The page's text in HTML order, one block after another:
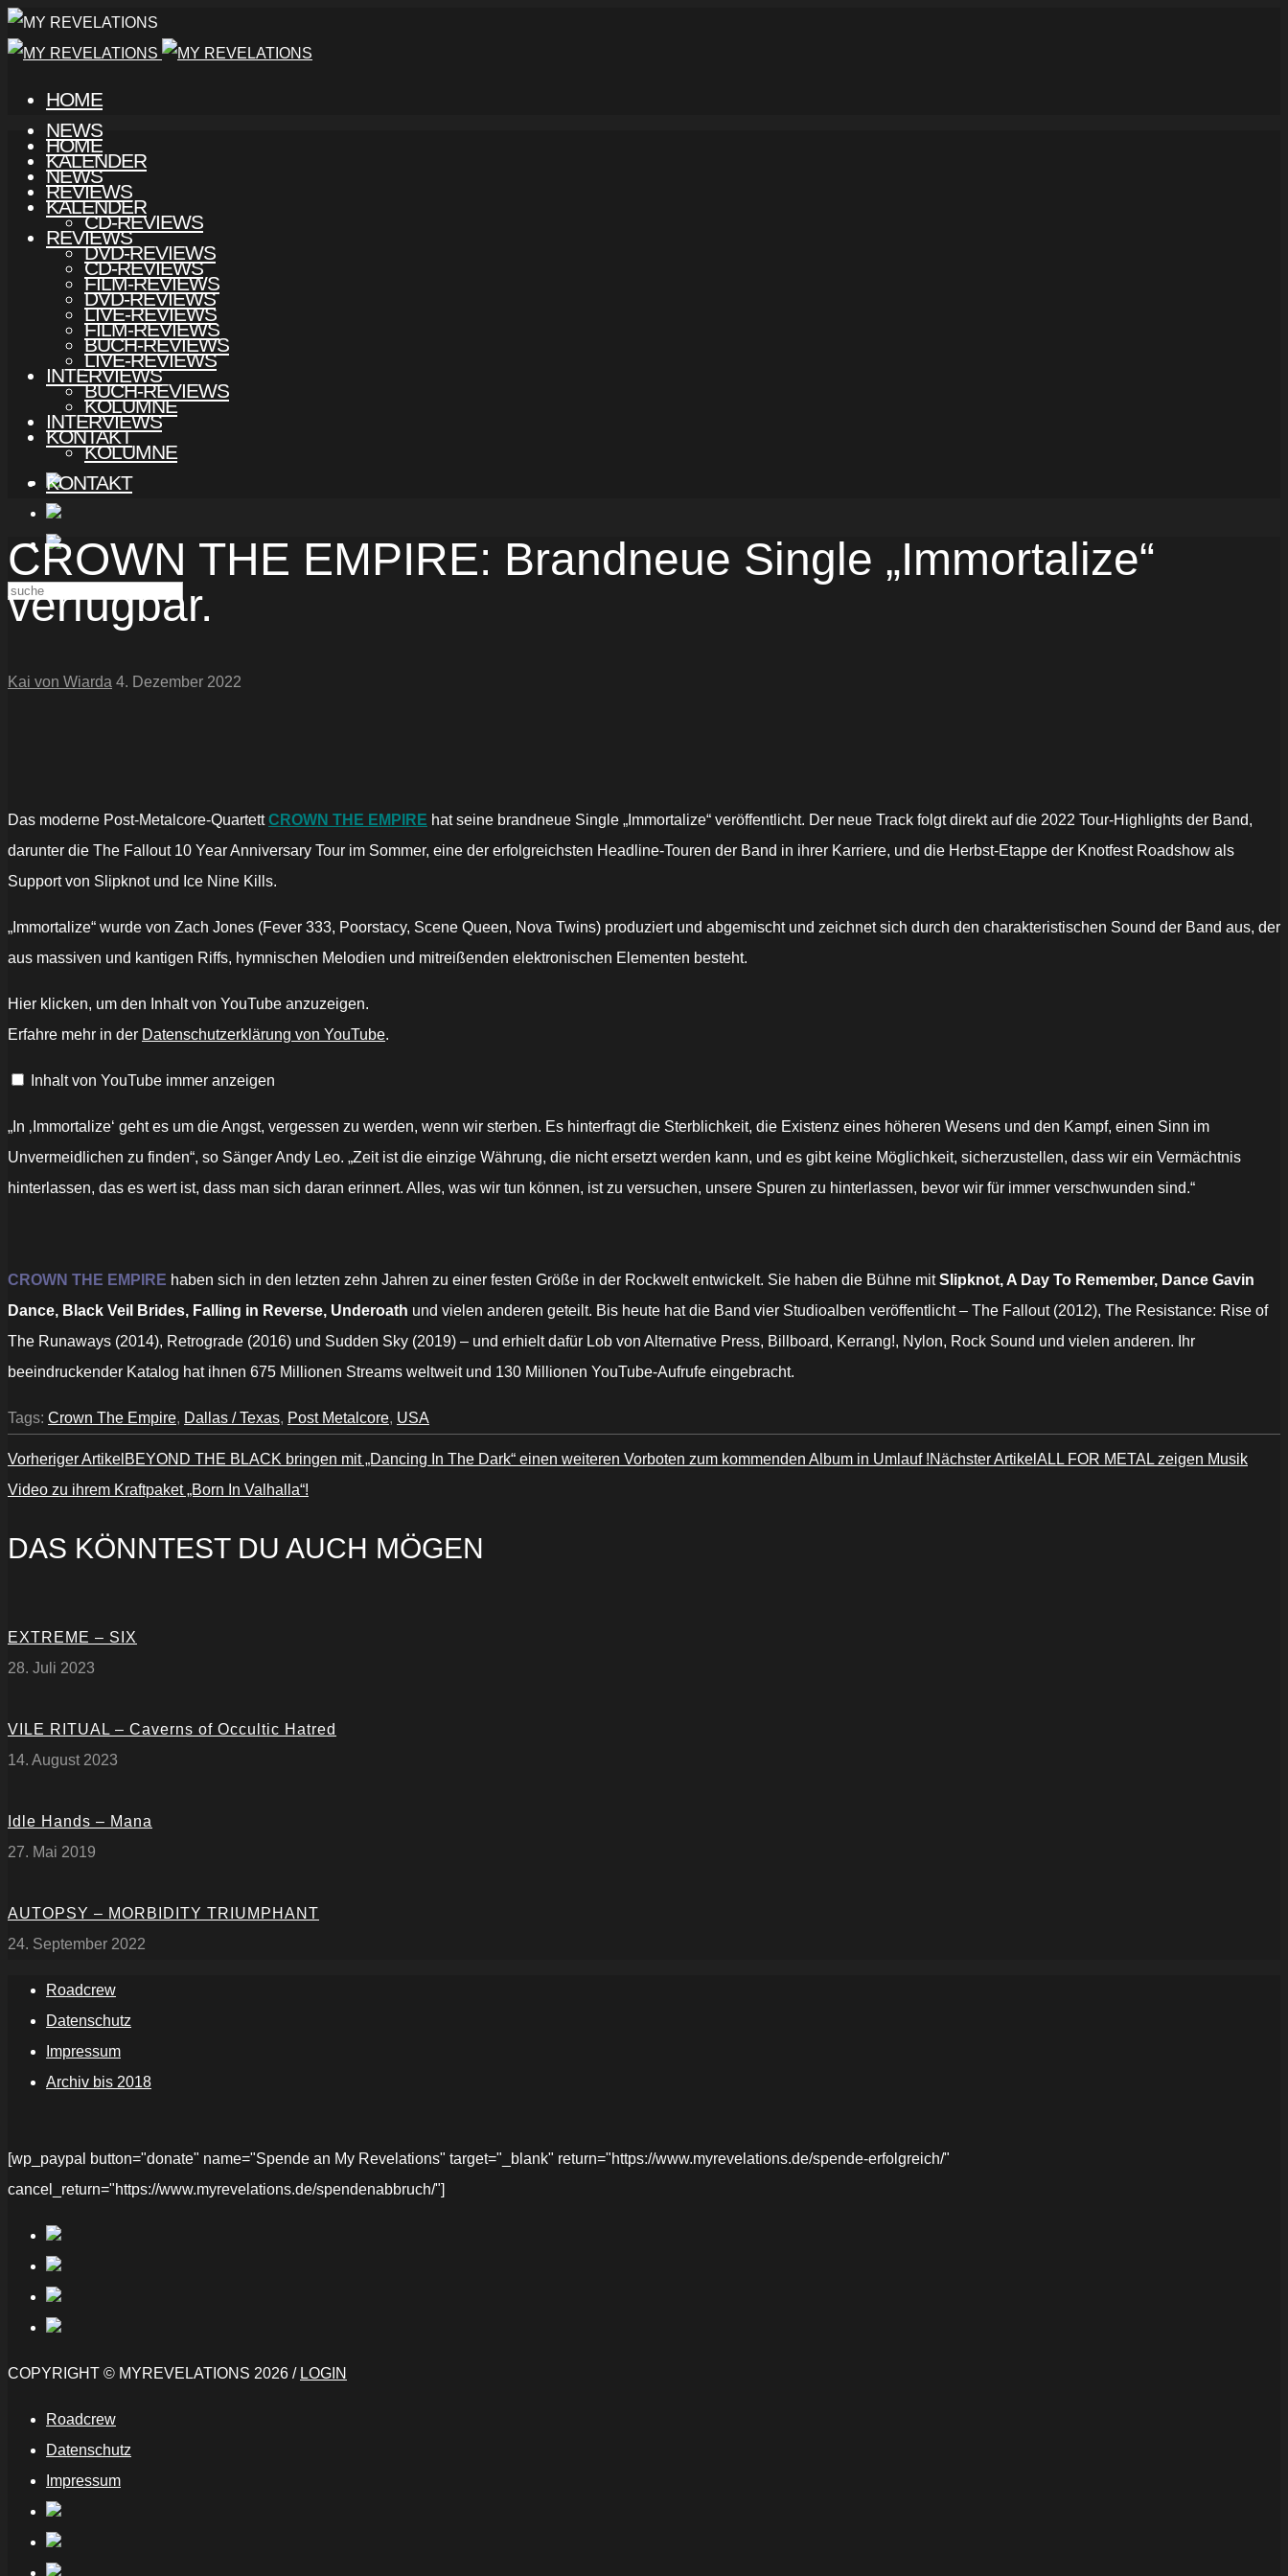
HOME
NEWS
KALENDER
REVIEWS
CD-REVIEWS
DVD-REVIEWS
FILM-REVIEWS
LIVE-REVIEWS
BUCH-REVIEWS
INTERVIEWS
KOLUMNE
KONTAKT
HOME
NEWS
KALENDER
REVIEWS
CD-REVIEWS
DVD-REVIEWS
FILM-REVIEWS
LIVE-REVIEWS
BUCH-REVIEWS
INTERVIEWS
KOLUMNE
KONTAKT
CROWN THE EMPIRE: Brandneue Single „Immortalize“
verfügbar.
Kai von Wiarda 4. Dezember 2022
Das moderne Post-Metalcore-QuartettCROWN THE EMPIRE hat seine brandneue Single „Immortalize“ veröffentlicht. Der neue Track folgt direkt auf die 2022 Tour-Highlights der Band,
darunter die The Fallout 10 Year Anniversary Tour im Sommer, eine der erfolgreichsten Headline-Touren der Band in ihrer Karriere, und die Herbst-Etappe der Knotfest Roadshow als
Support von Slipknot und Ice Nine Kills.
„Immortalize“ wurde von Zach Jones (Fever 333, Poorstacy, Scene Queen, Nova Twins) produziert und abgemischt und zeichnet sich durch den charakteristischen Sound der Band aus, der
aus massiven und kantigen Riffs, hymnischen Melodien und mitreißenden elektronischen Elementen besteht.
„Crown
The
–
Music
YouTube
anzeigen
Hier klicken, um den Inhalt von YouTube anzuzeigen.
Erfahre mehr in der Datenschutzerklärung von YouTube.
Inhalt von YouTube immer anzeigen
„In ‚Immortalize‘ geht es um die Angst, vergessen zu werden, wenn wir sterben. Es hinterfragt die Sterblichkeit, die Existenz eines höheren Wesens und den Kampf, einen Sinn im
Unvermeidlichen zu finden“, so Sänger Andy Leo. „Zeit ist die einzige Währung, die nicht ersetzt werden kann, und es gibt keine Möglichkeit, sicherzustellen, dass wir ein Vermächtnis
hinterlassen, das es wert ist, dass man sich daran erinnert. Alles, was wir tun können, ist zu versuchen, unsere Spuren zu hinterlassen, bevor wir für immer verschwunden sind.“
CROWN THE EMPIRE haben sich in den letzten zehn Jahren zu einer festen Größe in der Rockwelt entwickelt. Sie haben die Bühne mitSlipknot, A Day To Remember, Dance Gavin
Dance, Black Veil Brides, Falling in Reverse, Underoath und vielen anderen geteilt. Bis heute hat die Band vier Studioalben veröffentlicht – The Fallout (2012), The Resistance: Rise of
The Runaways (2014), Retrograde (2016) und Sudden Sky (2019) – und erhielt dafür Lob von Alternative Press, Billboard, Kerrang!, Nylon, Rock Sound und vielen anderen. Ihr
beeindruckender Katalog hat ihnen 675 Millionen Streams weltweit und 130 Millionen YouTube-Aufrufe eingebracht.
Tags: Crown The Empire, Dallas / Texas, Post Metalcore, USA
Vorheriger Artikel BEYOND THE BLACK bringen mit „Dancing In The Dark“ einen weiteren Vorboten zum kommenden Album in Umlauf !Nächster Artikel ALL FOR METAL zeigen Musik
Video zu ihrem Kraftpaket „Born In Valhalla“!
DAS KÖNNTEST DU AUCH MÖGEN
EXTREME – SIX
28. Juli 2023
VILE RITUAL – Caverns of Occultic Hatred
14. August 2023
Idle Hands – Mana
27. Mai 2019
AUTOPSY – MORBIDITY TRIUMPHANT
24. September 2022
Roadcrew
Datenschutz
Impressum
Archiv bis 2018
[wp_paypal button="donate" name="Spende an My Revelations" target="_blank" return="https://www.myrevelations.de/spende-erfolgreich/"
cancel_return="https://www.myrevelations.de/spendenabbruch/"]
COPYRIGHT © MYREVELATIONS 2026 / LOGIN
Roadcrew
Datenschutz
Impressum